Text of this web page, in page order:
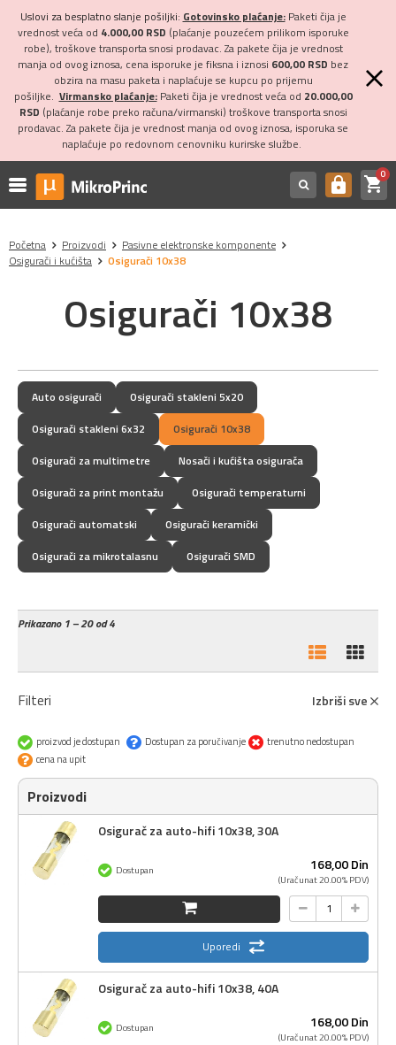
Uslovi za besplatno slanje pošiljki: Gotovinsko plaćanje:Paketi čija je
vrednost veća od 4.000,00 RSD (plaćanje pouzećem prilikom isporuke
robe), troškove transporta snosi prodavac. Za pakete čija je vrednost
manja od ovog iznosa, cena isporuke je fiksna i iznosi 600,00 RSD bez
obzira na masu paketa i naplaćuje se kupcu po prijemu
pošiljke. Virmansko plaćanje:Paketi čija je vrednost veća od 20.000,00
RSD (plaćanje robe preko računa/virmanski) troškove transporta snosi
prodavac. Za pakete čija je vrednost manja od ovog iznosa, isporuka se
naplaćuje po redovnom cenovniku kurirske službe.
https shopping_cart0
Početna Proizvodi
Pasivne elektronske komponente
Osigurači i kućišta
Osigurači 10x38
Osigurači 10x38
Auto osigurači
Osigurači stakleni 5x20
Osigurači stakleni 6x32
Osigurači 10x38
Osigurači za multimetre
Nosači i kućišta osigurača
Osigurači za print montažu
Osigurači temperaturni
Osigurači automatski
Osigurači keramički
Osigurači za mikrotalasnu
Osigurači SMD
Prikazano1 – 20 od 4
Filteri Izbriši sve
proizvod je dostupan Dostupan za poručivanje
trenutno nedostupan
cena na upit
Proizvodi
Osigurač za auto-hifi 10x38, 30A
168,00Din
(Uračunat 20.00% PDV)
Dostupan
Uporedi
Osigurač za auto-hifi 10x38, 40A
168,00Din
(Uračunat 20.00% PDV)
Dostupan